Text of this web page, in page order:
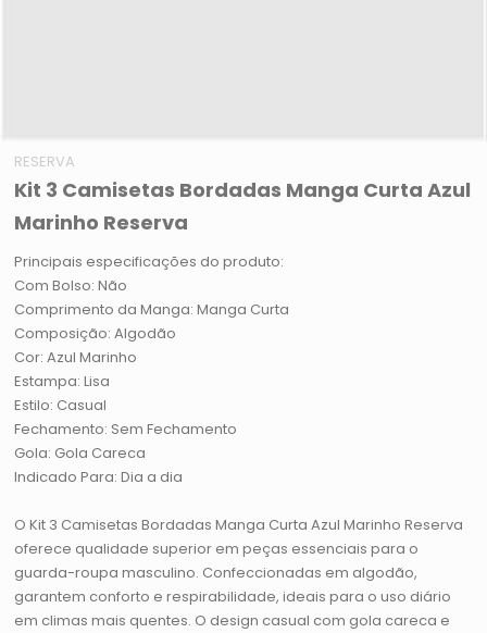
RESERVA
Kit 3 Camisetas Bordadas Manga Curta Azul
Marinho Reserva
Principais especificações do produto:
Com Bolso: Não
Comprimento da Manga: Manga Curta
Composição: Algodão
Cor: Azul Marinho
Estampa: Lisa
Estilo: Casual
Fechamento: Sem Fechamento
Gola: Gola Careca
Indicado Para: Dia a dia
O Kit 3 Camisetas Bordadas Manga Curta Azul Marinho Reserva
oferece qualidade superior em peças essenciais para o
guarda-roupa masculino. Confeccionadas em algodão,
garantem conforto e respirabilidade, ideais para o uso diário
em climas mais quentes. O design casual com gola careca e